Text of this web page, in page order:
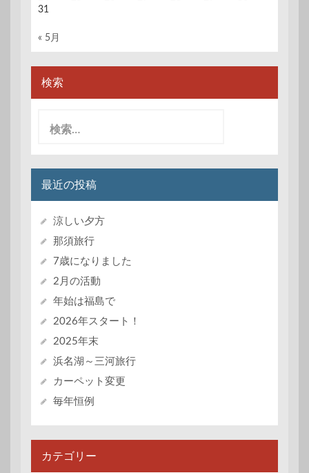
31
« 5月
検索
最近の投稿
涼しい夕方
那須旅行
7歳になりました
2月の活動
年始は福島で
2026年スタート！
2025年末
浜名湖～三河旅行
カーペット変更
毎年恒例
カテゴリー